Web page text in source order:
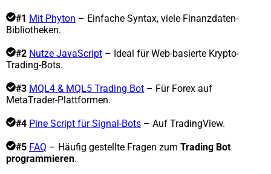
#1 Mit Phyton – Einfache Syntax, viele Finanzdaten-
Bibliotheken.
#2 Nutze JavaScript – Ideal für Web-basierte Krypto-
Trading-Bots.
#3 MQL4 & MQL5 Trading Bot – Für Forex auf
MetaTrader-Plattformen.
#4 Pine Script für Signal-Bots – Auf TradingView.
#5 FAQ – Häufig gestellte Fragen zum Trading Bot
programmieren.